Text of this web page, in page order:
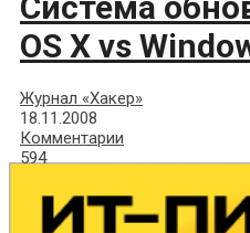
OS X vs
Журнал «Хакер»
18.11.2008
Комментарии
594